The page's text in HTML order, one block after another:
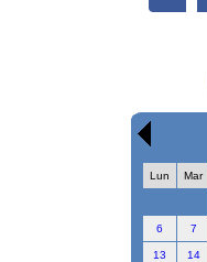
Lun Mar
6 7
13 14